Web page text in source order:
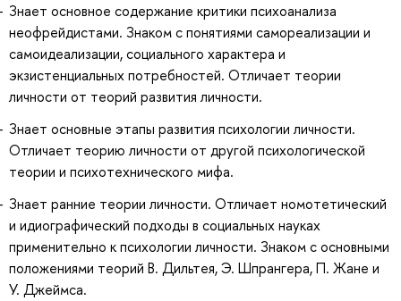
Знает основное содержание критики психоанализа
неофрейдистами. Знаком с понятиями самореализации и
самоидеализации, социального характера и
экзистенциальных потребностей. Отличает теории
личности от теорий развития личности.
Знает основные этапы развития психологии личности.
Отличает теорию личности от другой психологической
теории и психотехнического мифа.
Знает ранние теории личности. Отличает номотетический
и идиографический подходы в социальных науках
применительно к психологии личности. Знаком с основными
положениями теорий В. Дильтея, Э. Шпрангера, П. Жане и
У. Джеймса.